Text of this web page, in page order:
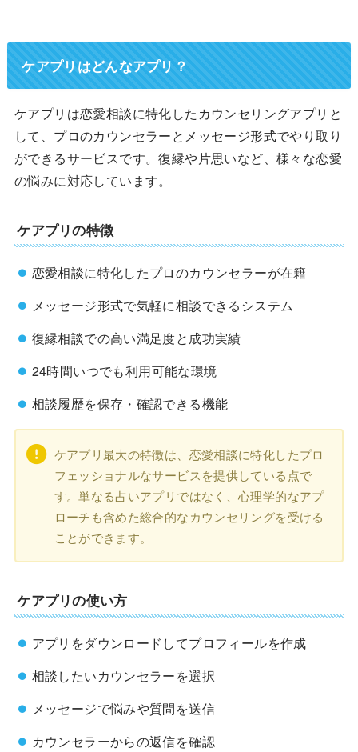
ケアプリはどんなアプリ？
ケアプリは恋愛相談に特化したカウンセリングアプリと
して、プロのカウンセラーとメッセージ形式でやり取り
ができるサービスです。復縁や片思いなど、様々な恋愛
の悩みに対応しています。
ケアプリの特徴
恋愛相談に特化したプロのカウンセラーが在籍
メッセージ形式で気軽に相談できるシステム
復縁相談での高い満足度と成功実績
24時間いつでも利用可能な環境
相談履歴を保存・確認できる機能
ケアプリ最大の特徴は、恋愛相談に特化したプロ
フェッショナルなサービスを提供している点で
す。単なる占いアプリではなく、心理学的なアプ
ローチも含めた総合的なカウンセリングを受ける
ことができます。
ケアプリの使い方
アプリをダウンロードしてプロフィールを作成
相談したいカウンセラーを選択
メッセージで悩みや質問を送信
カウンセラーからの返信を確認